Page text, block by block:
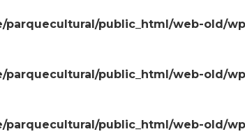
parquecultural/public_html/web-old/
parquecultural/public_html/web-old/
parquecultural/public_html/web-old/